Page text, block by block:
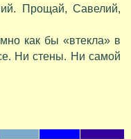
Прощай, Савелий,
как бы «втекла» в
Ни стены. Ни самой